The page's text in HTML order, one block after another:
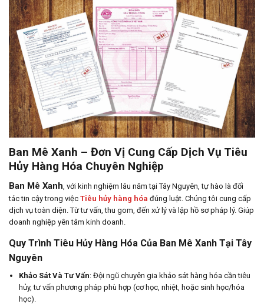
Ban Mê Xanh – Đơn Vị Cung Cấp Dịch Vụ Tiêu
Hủy Hàng Hóa Chuyên Nghiệp
Ban Mê Xanh , với kinh nghiệm lâu năm tại Tây Nguyên, tự hào là đối
tác tin cậy trong việc Tiêu hủy hàng hóa đúng luật. Chúng tôi cung cấp
dịch vụ toàn diện. Từ tư vấn, thu gom, đến xử lý và lập hồ sơ pháp lý. Giúp
doanh nghiệp yên tâm kinh doanh.
Quy Trình Tiêu Hủy Hàng Hóa Của Ban Mê Xanh Tại Tây
Nguyên
Khảo Sát Và Tư Vấn: Đội ngũ chuyên gia khảo sát hàng hóa cần tiêu
hủy, tư vấn phương pháp phù hợp (cơ học, nhiệt, hoặc sinh học/hóa
học).